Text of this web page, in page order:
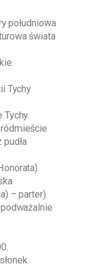
południowa
świata
Tychy
– parter).